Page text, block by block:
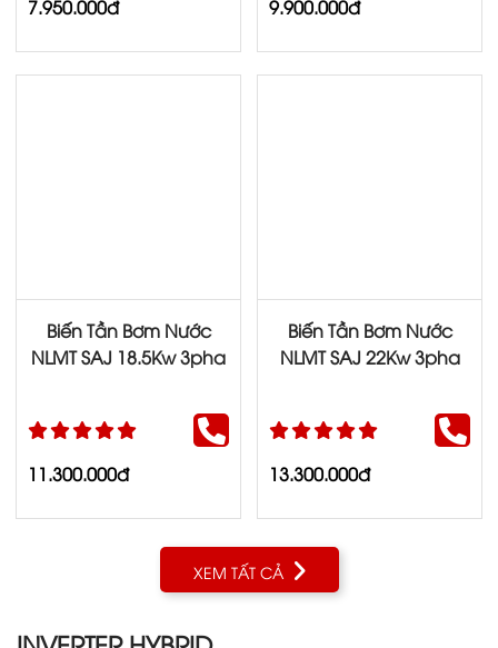
7.950.000đ 9.900.000đ
Biến Tần Bơm Nước
NLMT SAJ 18.5Kw 3pha
11.300.000đ
Biến Tần Bơm Nước
NLMT SAJ 22Kw 3pha
13.300.000đ
XEM TẤT CẢ